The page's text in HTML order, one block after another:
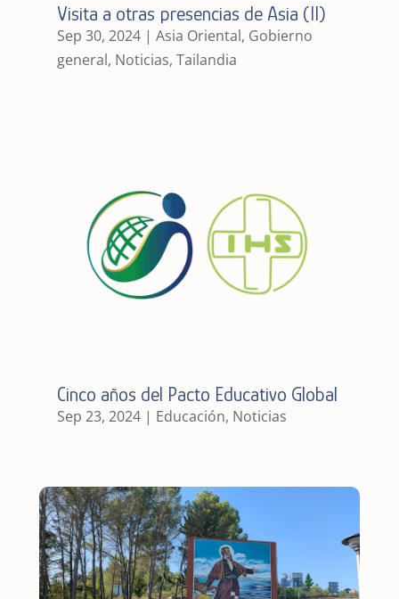
Visita a otras presencias de Asia (II)
Sep 30, 2024| Asia Oriental, Gobierno
general, Noticias, Tailandia
Cinco años del Pacto Educativo Global
Sep 23, 2024| Educación, Noticias